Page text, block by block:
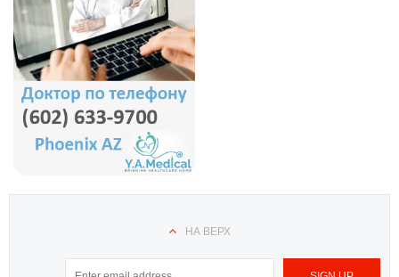
НА ВЕРХ